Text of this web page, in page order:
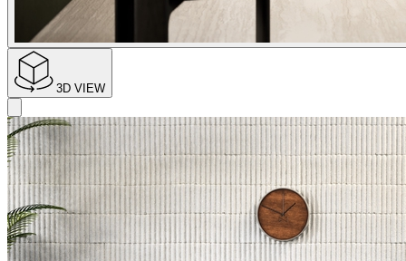
3D VIEW